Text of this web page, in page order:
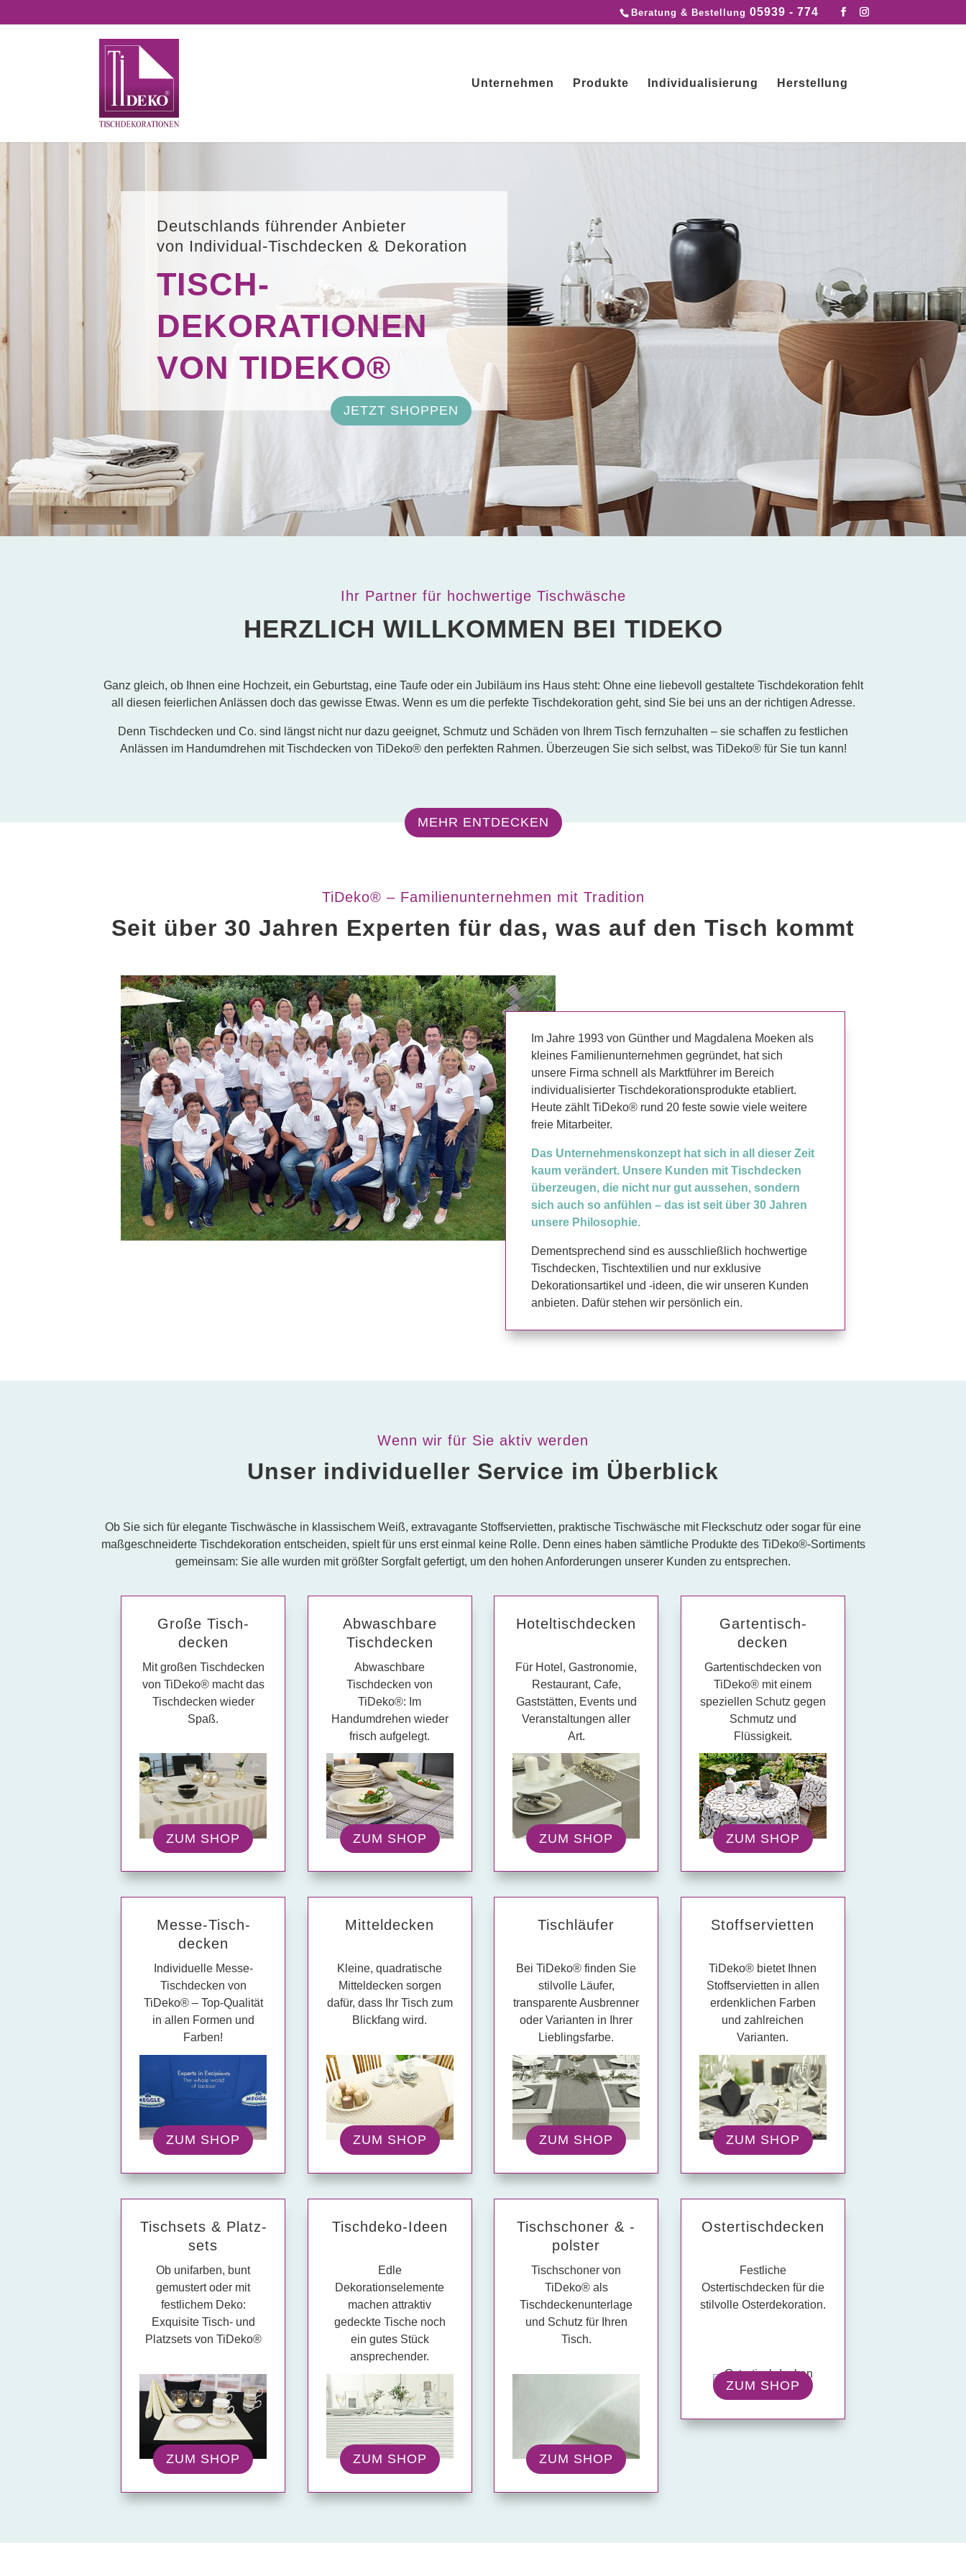
Beratung & Bestellung 05939 - 774
Unternehmen Produkte Individualisierung Herstellung
Deutschlands führender Anbieter
von Individual-Tischdecken & Dekoration
TISCH­
DEKORATIONEN
VON TIDEKO®
JETZT SHOPPEN
Ihr Partner für hochwertige Tischwäsche
HERZLICH WILLKOMMEN BEI TIDEKO
Ganz gleich, ob Ihnen eine Hochzeit, ein Geburtstag, eine Taufe oder ein Jubiläum ins Haus steht: Ohne eine liebevoll gestaltete Tischdekoration fehlt
all diesen feierlichen Anlässen doch das gewisse Etwas. Wenn es um die perfekte Tischdekoration geht, sind Sie bei uns an der richtigen Adresse.
Denn Tischdecken und Co. sind längst nicht nur dazu geeignet, Schmutz und Schäden von Ihrem Tisch fernzuhalten – sie schaffen zu festlichen
Anlässen im Handumdrehen mit Tischdecken von TiDeko® den perfekten Rahmen. Überzeugen Sie sich selbst, was TiDeko® für Sie tun kann!
MEHR ENTDECKEN
TiDeko® – Familienunternehmen mit Tradition
Seit über 30 Jahren Experten für das, was auf den Tisch kommt
Im Jahre 1993 von Günther und Magdalena Moeken als
kleines Familienunternehmen gegründet, hat sich
unsere Firma schnell als Marktführer im Bereich
individualisierter Tischdekorationsprodukte etabliert.
Heute zählt TiDeko® rund 20 feste sowie viele weitere
freie Mitarbeiter.
Das Unternehmenskonzept hat sich in all dieser Zeit
kaum verändert. Unsere Kunden mit Tischdecken
überzeugen, die nicht nur gut aussehen, sondern
sich auch so anfühlen – das ist seit über 30 Jahren
unsere Philosophie.
Dementsprechend sind es ausschließlich hochwertige
Tischdecken, Tischtextilien und nur exklusive
Dekorationsartikel und -ideen, die wir unseren Kunden
anbieten. Dafür stehen wir persönlich ein.
Wenn wir für Sie aktiv werden
Unser individueller Service im Überblick
Ob Sie sich für elegante Tischwäsche in klassischem Weiß, extravagante Stoffservietten, praktische Tischwäsche mit Fleckschutz oder sogar für eine
maßgeschneiderte Tischdekoration entscheiden, spielt für uns erst einmal keine Rolle. Denn eines haben sämtliche Produkte des TiDeko®-Sortiments
gemeinsam: Sie alle wurden mit größter Sorgfalt gefertigt, um den hohen Anforderungen unserer Kunden zu entsprechen.
Große Tisch­
decken
Mit großen Tischdecken
von TiDeko® macht das
Tischdecken wieder
Spaß.
ZUM SHOP
Abwasch­bare
Tisch­decken
Abwaschbare
Tischdecken von
TiDeko®: Im
Handumdrehen wieder
frisch aufgelegt.
ZUM SHOP
Hotel­tisch­decken
Für Hotel, Gastronomie,
Restaurant, Cafe,
Gaststätten, Events und
Veranstaltungen aller
Art.
ZUM SHOP
Garten­tisch­
decken
Gartentischdecken von
TiDeko® mit einem
speziellen Schutz gegen
Schmutz und
Flüssigkeit.
ZUM SHOP
Messe-Tisch­
decken
Individuelle Messe-
Tischdecken von
TiDeko® – Top-Qualität
in allen Formen und
Farben!
ZUM SHOP
Mittel­decken
Kleine, quadratische
Mitteldecken sorgen
dafür, dass Ihr Tisch zum
Blickfang wird.
ZUM SHOP
Tisch­läufer
Bei TiDeko® finden Sie
stilvolle Läufer,
transparente Ausbrenner
oder Varianten in Ihrer
Lieblingsfarbe.
ZUM SHOP
Stoff­servietten
TiDeko® bietet Ihnen
Stoffservietten in allen
erdenklichen Farben
und zahlreichen
Varianten.
ZUM SHOP
Tisch­sets & Platz­
sets
Ob unifarben, bunt
gemustert oder mit
festlichem Deko:
Exquisite Tisch- und
Platzsets von TiDeko®
ZUM SHOP
Tisch­deko-Ideen
Edle
Dekorationselemente
machen attraktiv
gedeckte Tische noch
ein gutes Stück
ansprechender.
ZUM SHOP
Tisch­schoner & -
polster
Tischschoner von
TiDeko® als
Tischdeckenunterlage
und Schutz für Ihren
Tisch.
ZUM SHOP
Oster­tisch­decken
Festliche
Ostertischdecken für die
stilvolle Osterdekoration.
ZUM SHOP